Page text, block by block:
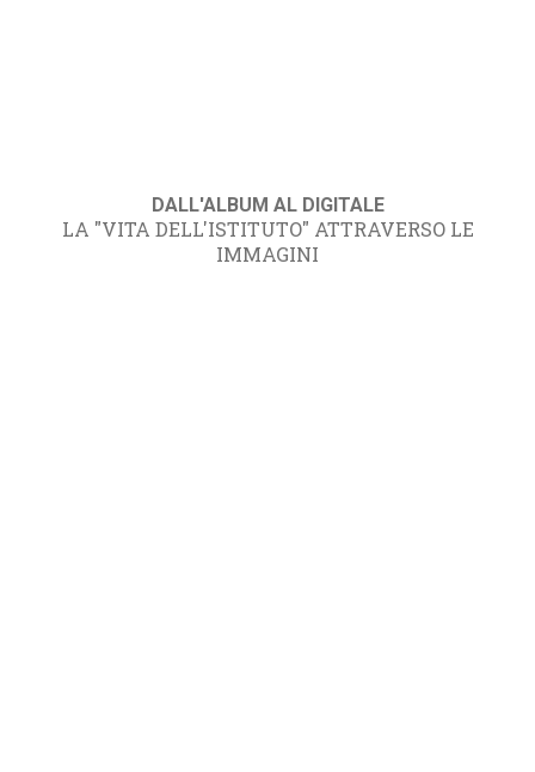
DALL'ALBUM AL DIGITALE
LA "VITA DELL'ISTITUTO" ATTRAVERSO LE
IMMAGINI